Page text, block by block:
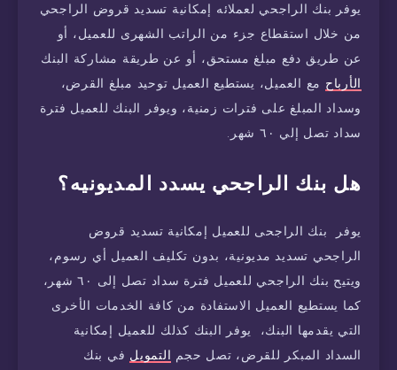
يوفر بنك الراجحي لعملائه إمكانية تسديد قروض الراجحي
من خلال استقطاع جزء من الراتب الشهرى للعميل، أو
عن طريق دفع مبلغ مستحق، أو عن طريقة مشاركة البنك
الأرباح مع العميل، يستطيع العميل توحيد مبلغ القرض،
وسداد المبلغ على فترات زمنية، ويوفر البنك للعميل فترة
سداد تصل إلي ٦٠ شهر.
هل بنك الراجحي يسدد المديونيه؟
يوفر بنك الراجحى للعميل إمكانية تسديد قروض
الراجحي تسديد مديونية، بدون تكليف العميل أي رسوم،
ويتيح بنك الراجحي للعميل فترة سداد تصل إلى ٦٠ شهر،
كما يستطيع العميل الاستفادة من كافة الخدمات الأخرى
التي يقدمها البنك، يوفر البنك كذلك للعميل إمكانية
السداد المبكر للقرض، تصل حجم التمويل في بنك